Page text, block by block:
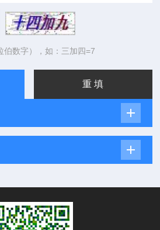
伯数字），如：三加四=7